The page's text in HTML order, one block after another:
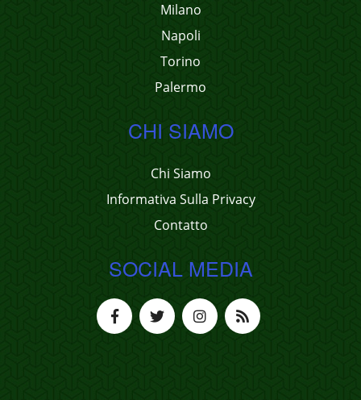
Milano
Napoli
Torino
Palermo
CHI SIAMO
Chi Siamo
Informativa Sulla Privacy
Contatto
SOCIAL MEDIA